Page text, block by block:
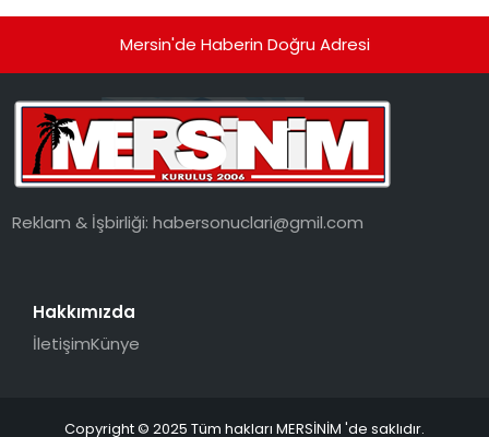
Mersin'de Haberin Doğru Adresi
Reklam & İşbirliği:habersonuclari@gmil.com
Hakkımızda
İletişimKünye
Copyright © 2025 Tüm hakları MERSİNİM 'de saklıdır.